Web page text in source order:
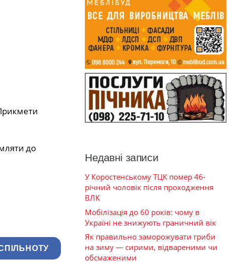
до
Недавні записи
У Коростенському ТЦК помер 46-
річний чоловік після проходження
ВЛК
Мобілізація до 60 років: чому в
Україні не знижують граничний вік
Як правильно заморожувати гриби
на зиму — сирими, відвареними чи
обсмаженими